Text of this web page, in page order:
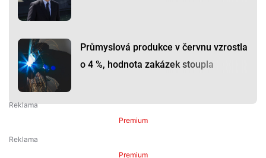
Průmyslová produkce v červnu vzrostla
o 4 %, hodnota zakázek stoupla
Premium
Premium